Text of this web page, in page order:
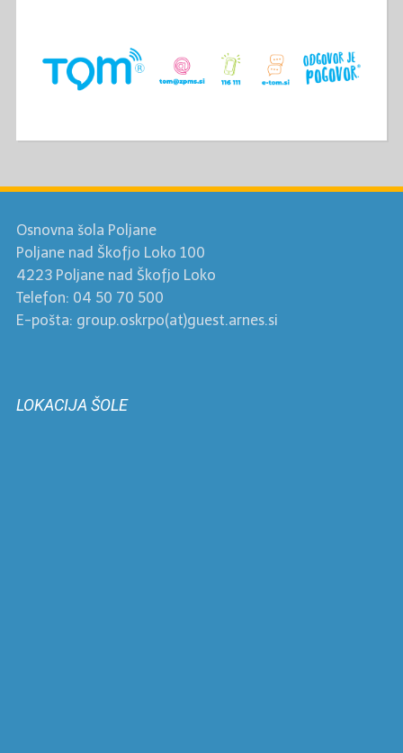
Osnovna šola Poljane
Poljane nad Škofjo Loko 100
4223 Poljane nad Škofjo Loko
Telefon: 04 50 70 500
E-pošta: group.oskrpo(at)guest.arnes.si
LOKACIJA ŠOLE